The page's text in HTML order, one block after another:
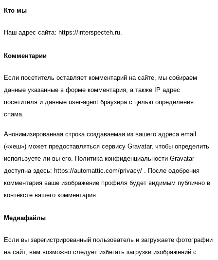
Кто мы
Наш адрес сайта: https://interspecteh.ru.
Комментарии
Если посетитель оставляет комментарий на сайте, мы собираем
данные указанные в форме комментария, а также IP адрес
посетителя и данные user-agent браузера с целью определения
спама.
Анонимизированная строка создаваемая из вашего адреса email
(«хеш») может предоставляться сервису Gravatar, чтобы определить
используете ли вы его. Политика конфиденциальности Gravatar
доступна здесь: https://automattic.com/privacy/ . После одобрения
комментария ваше изображение профиля будет видимым публично в
контексте вашего комментария.
Медиафайлы
Если вы зарегистрированный пользователь и загружаете фотографии
на сайт, вам возможно следует избегать загрузки изображений с